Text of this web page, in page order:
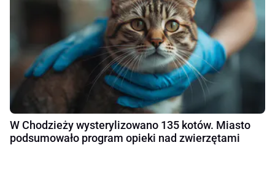
W Chodzieży wysterylizowano 135 kotów. Miasto
podsumowało program opieki nad zwierzętami